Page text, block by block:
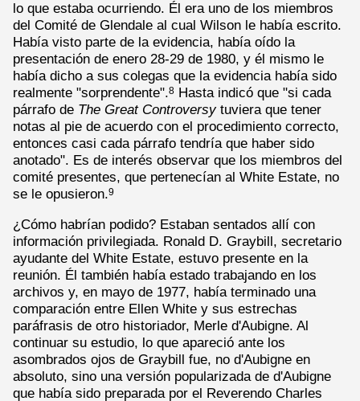
lo que estaba ocurriendo. Él era uno de los miembros
del Comité de Glendale al cual Wilson le había escrito.
Había visto parte de la evidencia, había oído la
presentación de enero 28-29 de 1980, y él mismo le
había dicho a sus colegas que la evidencia había sido
realmente "sorprendente".8
Hasta indicó que "si cada
párrafo de The Great Controversytuviera que tener
notas al pie de acuerdo con el procedimiento correcto,
entonces casi cada párrafo tendría que haber sido
anotado". Es de interés observar que los miembros del
comité presentes, que pertenecían al White Estate, no
se le opusieron.9
¿Cómo habrían podido? Estaban sentados allí con
información privilegiada. Ronald D. Graybill, secretario
ayudante del White Estate, estuvo presente en la
reunión. Él también había estado trabajando en los
archivos y, en mayo de 1977, había terminado una
comparación entre Ellen White y sus estrechas
paráfrasis de otro historiador, Merle d'Aubigne. Al
continuar su estudio, lo que apareció ante los
asombrados ojos de Graybill fue, no d'Aubigne en
absoluto, sino una versión popularizada de d'Aubigne
que había sido preparada por el Reverendo Charles